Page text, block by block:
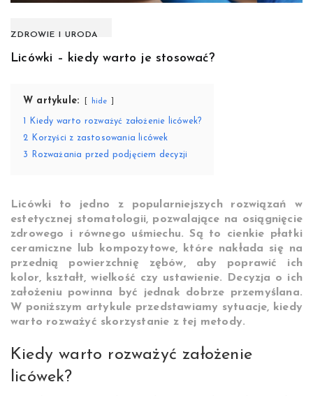
ZDROWIE I URODA
Licówki – kiedy warto je stosować?
W artykule: hide
Kiedy warto rozważyć założenie licówek?
2
Korzyści z zastosowania licówek
3
Rozważania przed podjęciem decyzji
Licówki to jedno z popularniejszych rozwiązań w
estetycznej stomatologii, pozwalające na osiągnięcie
zdrowego i równego uśmiechu. Są to cienkie płatki
ceramiczne lub kompozytowe, które nakłada się na
przednią powierzchnię zębów, aby poprawić ich
kolor, kształt, wielkość czy ustawienie. Decyzja o ich
założeniu powinna być jednak dobrze przemyślana.
W poniższym artykule przedstawiamy sytuacje, kiedy
warto rozważyć skorzystanie z tej metody.
Kiedy warto rozważyć założenie
licówek?